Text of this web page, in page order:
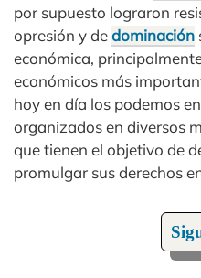
por supuesto lograron
opresión y dedominación
económica,
económicos más
hoy en día los podemos
organizados en diversos
que tienen el objetivo de
promulgar sus derechos